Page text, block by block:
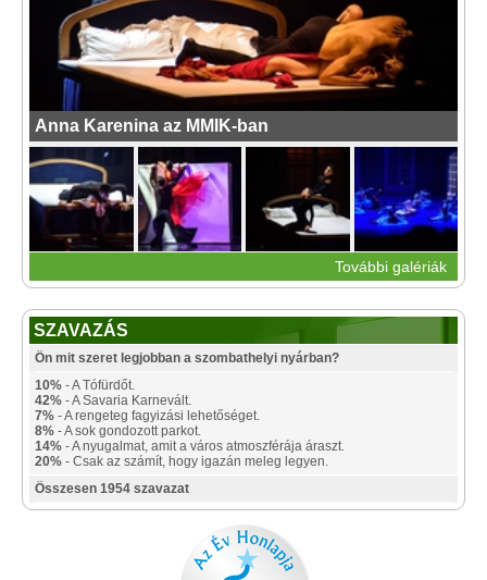
Anna Karenina az MMIK-ban
További galériák
SZAVAZÁS
Ön mit szeret legjobban a szombathelyi nyárban?
10% - A Tófürdőt.
42% - A Savaria Karnevált.
7% - A rengeteg fagyizási lehetőséget.
8% - A sok gondozott parkot.
14% - A nyugalmat, amit a város atmoszférája áraszt.
20% - Csak az számít, hogy igazán meleg legyen.
Összesen 1954 szavazat